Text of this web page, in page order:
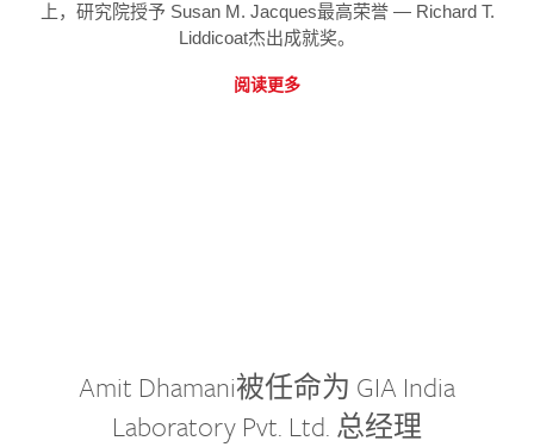
上，研究院授予 Susan M. Jacques最高荣誉 — Richard T.
Liddicoat杰出成就奖。
阅读更多
Amit Dhamani被任命为 GIA India
Laboratory Pvt. Ltd. 总经理